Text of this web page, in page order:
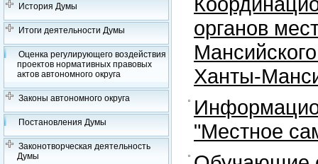
История Думы
Итоги деятельности Думы
Оценка регулирующего воздействия
проектов нормативных правовых
актов автономного округа
Законы автономного округа
Постановления Думы
Законотворческая деятельность
Думы
органов
Ханты-
"Местное